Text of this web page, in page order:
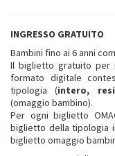
INGRESSO GRATUITO
Bambini fino ai 6 anni
Il biglietto gratuito per
formato digitale
tipologia (intero,
(omaggio bambino).
Per ogni biglietto
biglietto della tipologia
biglietto omaggio